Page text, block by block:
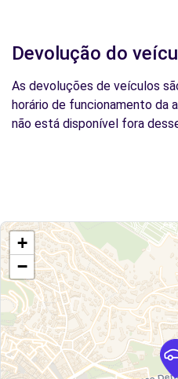
Devolução do
As devoluções de veículos
horário de funcionamento da
não está disponível fora
+
−